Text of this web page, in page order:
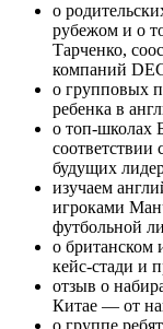
о
рубежом и о
Тарченко,
компаний
о групповых
ребенка в
о топ-школах
будущих
изучаем
игроками
футбольной
о британском
кейс-стади и
отзыв о
Китае — от